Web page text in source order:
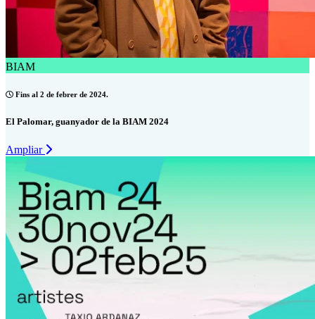
BIAM
Fins al 2 de febrer de 2024.
El Palomar, guanyador de la BIAM 2024
Ampliar